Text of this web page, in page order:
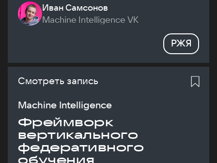
Иван Самсонов
Machine Intelligence VK
РЖЯ
Смотреть запись
Machine Intelligence
Фреймворк
вертикального
федеративного
обучения